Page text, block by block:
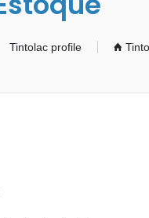
Tintolac profile